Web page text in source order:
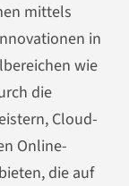
mittels
in
wie
die
Cloud-
Online-
die auf